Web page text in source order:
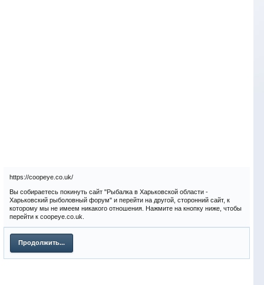
https://coopeye.co.uk/
Вы собираетесь покинуть сайт "Рыбалка в Харьковской области -
Харьковский рыболовный форум" и перейти на другой, сторонний сайт, к
которому мы не имеем никакого отношения. Нажмите на кнопку ниже, чтобы
перейти к coopeye.co.uk.
Продолжить...